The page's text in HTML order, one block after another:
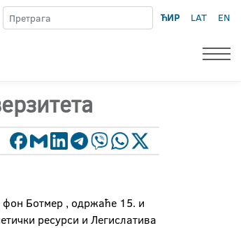
ЋИР LAT EN
Ботмер , одржаће 15. и
ресурси и Легислатива